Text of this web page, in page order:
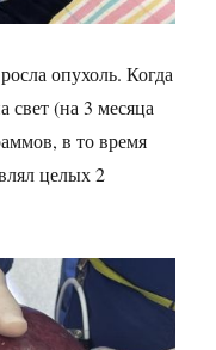
опухоль. Когда
свет (на 3 месяца
в то время
целых 2